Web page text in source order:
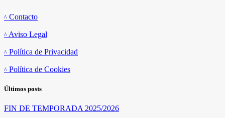
Contacto
Aviso Legal
Política de Privacidad
Política de Cookies
Últimos posts
FIN DE TEMPORADA 2025/2026